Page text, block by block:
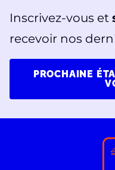
Inscrivez-vous et
recevoir nos
PROCHAINE